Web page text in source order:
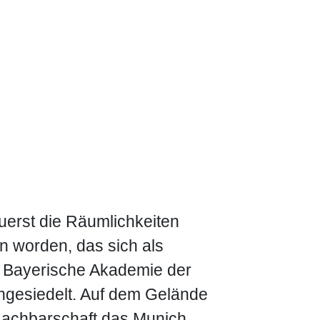
die Räumlichkeiten
worden, das sich als
Akademie der
Auf dem Gelände